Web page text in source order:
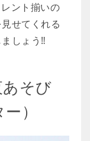
ント揃いの
せてくれる
しょう‼️
そび
）